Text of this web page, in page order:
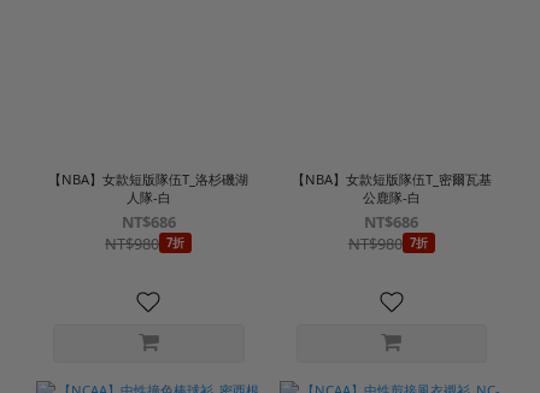
【NBA】女款短版隊伍T_洛杉磯湖
人隊-白
NT$686
NT$980 7折
【NBA】女款短版隊伍T_密爾瓦基
公鹿隊-白
NT$686
NT$980 7折